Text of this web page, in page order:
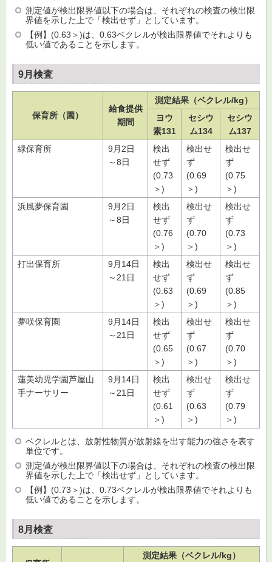
測定値が検出限界値以下の場合は、それぞれの検査の検出限
界値を示した上で「検出せず」としています。
【例】(0.63＞)は、0.63ベクレルが検出限界値でそれよりも
低い値であることを示します。
9月検査
保育所（園）
給食提供
期間
測定結果（ベクレル/kg）
ヨウ
素131
セシウ
ム134
セシウ
ム137
緑保育所
9月2日
～8日
検出
せず
(0.73
＞)
検出せ
ず
(0.69
＞)
検出せ
ず
(0.75
＞)
浜風夢保育園
9月2日
～8日
検出
せず
(0.76
＞)
検出せ
ず
(0.70
＞)
検出せ
ず
(0.73
＞)
打出保育所
9月14日
～21日
検出
せず
(0.63
＞)
検出せ
ず
(0.69
＞)
検出せ
ず
(0.85
＞)
夢咲保育園
9月14日
～21日
検出
せず
(0.65
＞)
検出せ
ず
(0.67
＞)
検出せ
ず
(0.70
＞)
蓮美幼児学園芦屋山
手ナーサリー
9月14日
～21日
検出
せず
(0.61
＞)
検出せ
ず
(0.63
＞)
検出せ
ず
(0.79
＞)
ベクレルとは、放射性物質が放射線を出す能力の強さを表す
単位です。
測定値が検出限界値以下の場合は、それぞれの検査の検出限
界値を示した上で「検出せず」としています。
【例】(0.73＞)は、0.73ベクレルが検出限界値でそれよりも
低い値であることを示します。
8月検査
測定結果（ベクレル/kg）